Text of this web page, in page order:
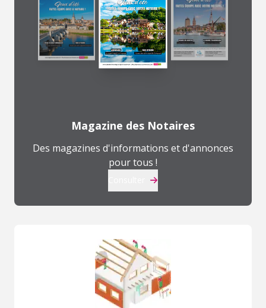
Magazine des Notaires
Des magazines d'informations et d'annonces
pour tous !